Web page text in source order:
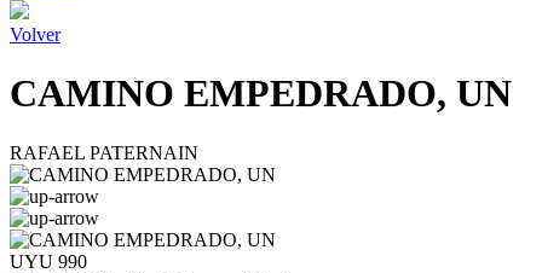
Volver
CAMINO EMPEDRADO, UN
RAFAEL PATERNAIN
UYU 990